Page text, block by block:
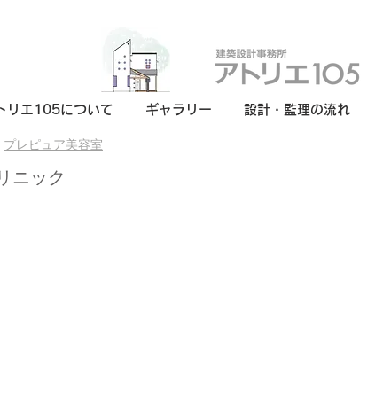
リエ105について ギャラリー 設計・監理の流れ
プレピュア美容室
ニック